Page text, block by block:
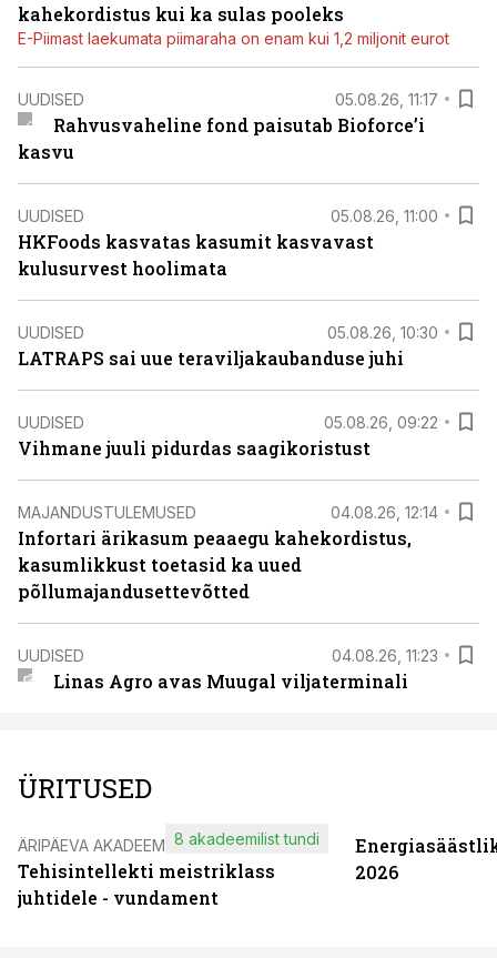
kahekordistus kui ka sulas pooleks
E-Piimast laekumata piimaraha on enam kui 1,2 miljonit eurot
UUDISED 05.08.26, 11:17
Rahvusvaheline fond paisutab Bioforce’i
kasvu
UUDISED 05.08.26, 11:00
HKFoods kasvatas kasumit kasvavast
kulusurvest hoolimata
UUDISED 05.08.26, 10:30
LATRAPS sai uue teraviljakaubanduse juhi
UUDISED 05.08.26, 09:22
Vihmane juuli pidurdas saagikoristust
MAJANDUSTULEMUSED 04.08.26, 12:14
Infortari ärikasum peaaegu kahekordistus,
kasumlikkust toetasid ka uued
põllumajandusettevõtted
UUDISED 04.08.26, 11:23
Linas Agro avas Muugal viljaterminali
ÜRITUSED
ÄRIPÄEVA AKADEEMIA
Tehisintellekti meistriklass
juhtidele - vundament
8 akadeemilist tundi
2026